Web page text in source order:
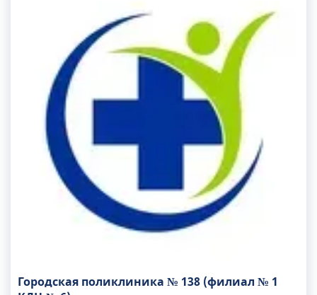
качественное восстановление здоровья,
поддерживающую терапию при хронических
заболеваниях или требуемое душевное
равновесие при психических недугах.Мы создали
максимально комфортные условия для людей в
возрасте, чьи физические возможности уже
имеют некоторые ограничения. В нашем
пансионате даже лежачие пациенты не
оказываются в изоляции – внимательные и
заботливые сотрудники обеспечивают
пенсионерам ежедневные «выезды» для прогулок
на свежем воздухе, что благотворно влияет на
состояние здоровья. Для всех категорий
пациентов разрабатываются индивидуальные
специализации.
Городская поликлиника № 138 (филиал № 1